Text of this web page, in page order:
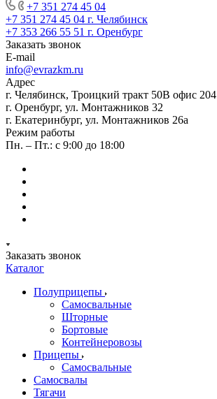
+7 351 274 45 04
+7 351 274 45 04 г. Челябинск
+7 353 266 55 51 г. Оренбург
Заказать звонок
E-mail
info@evrazkm.ru
Адрес
г. Челябинск, Троицкий тракт 50В офис 204
г. Оренбург, ул. Монтажников 32
г. Екатеринбург, ул. Монтажников 26а
Режим работы
Пн. – Пт.: с 9:00 до 18:00
Заказать звонок
Каталог
Полуприцепы
Самосвальные
Шторные
Бортовые
Контейнеровозы
Прицепы
Самосвальные
Самосвалы
Тягачи